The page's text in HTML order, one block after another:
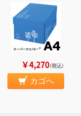
￥4,270（税込）
カゴへ